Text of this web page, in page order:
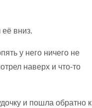
её вниз.
у него ничего не
наверх и что-то
и пошла обратно к